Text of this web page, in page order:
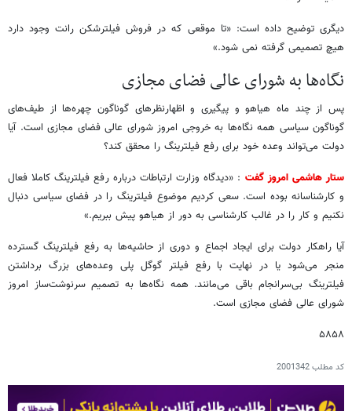
دیگری توضیح داده است:‌ «تا موقعی که در فروش فیلترشکن رانت وجود دارد
هیچ تصمیمی گرفته نمی شود.»
نگاه‌ها به شورای عالی فضای مجازی
پس از چند ماه هیاهو و پیگیری و اظهارنظرهای گوناگون چهره‌ها از طیف‌های
گوناگون سیاسی همه نگاه‌ها به خروجی امروز شورای عالی فضای مجازی است. آیا
دولت می‌تواند وعده خود برای رفع فیلترینگ را محقق کند؟
ستار هاشمی امروز گفت : «دیدگاه وزارت ارتباطات درباره رفع فیلترینگ کاملا فعال
و کارشناسانه بوده است. سعی کردیم موضوع فیلترینگ را در فضای سیاسی دنبال
نکنیم و کار را در غالب کارشناسی به دور از هیاهو پیش ببریم.»
آیا راهکار دولت برای ایجاد اجماع و دوری از حاشیه‌ها به رفع فیلترینگ گسترده
منجر می‌شود یا در نهایت با رفع فیلتر گوگل پلی وعده‌های بزرگ برداشتن
فیلترینگ بی‌سرانجام باقی می‌مانند. همه نگاه‌ها به تصمیم سرنوشت‌ساز امروز
شورای عالی فضای مجازی است.
۵۸۵۸
کد مطلب2001342